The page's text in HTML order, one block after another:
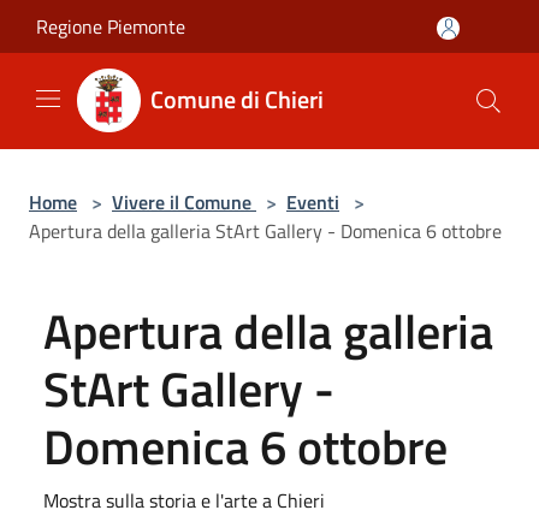
Salta al contenuto principale
Regione Piemonte
Comune di Chieri
Home > Vivere il Comune > Eventi >
Apertura della galleria StArt Gallery - Domenica 6 ottobre
Apertura della galleria
StArt Gallery -
Domenica 6 ottobre
Mostra sulla storia e l'arte a Chieri